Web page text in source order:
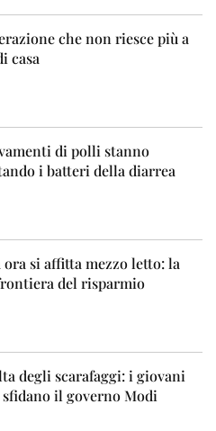
che non riesce più a
casa
di polli stanno
i batteri della diarrea
si affitta mezzo letto: la
del risparmio
degli scarafaggi: i giovani
il governo Modi